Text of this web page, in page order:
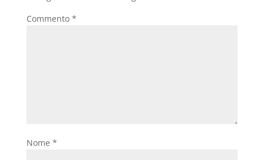
Commento *
Nome *